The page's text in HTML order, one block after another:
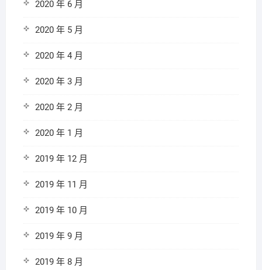
2020 年 6 月
2020 年 5 月
2020 年 4 月
2020 年 3 月
2020 年 2 月
2020 年 1 月
2019 年 12 月
2019 年 11 月
2019 年 10 月
2019 年 9 月
2019 年 8 月